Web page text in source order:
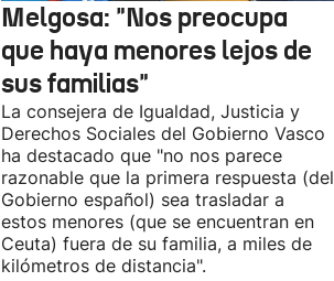
Melgosa: "Nos preocupa
que haya menores lejos de
sus familias"
La consejera de Igualdad, Justicia y
Derechos Sociales del Gobierno Vasco
ha destacado que "no nos parece
razonable que la primera respuesta (del
Gobierno español) sea trasladar a
estos menores (que se encuentran en
Ceuta) fuera de su familia, a miles de
kilómetros de distancia".